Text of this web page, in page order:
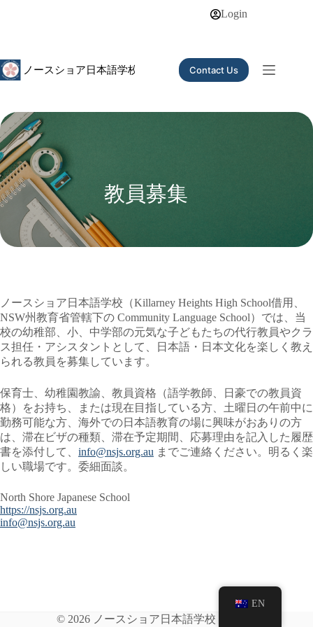
Login
Contact Us
教員募集
ノースショア日本語学校（Killarney Heights High School借用、
NSW州教育省管轄下の Community Language School）では、当
校の幼稚部、小、中学部の元気な子どもたちの代行教員やクラ
ス担任・アシスタントとして、日本語・日本文化を楽しく教え
られる教員を募集しています。
保育士、幼稚園教諭、教員資格（語学教師、日豪での教員資
格）をお持ち、または現在目指している方、土曜日の午前中に
勤務可能な方、海外での日本語教育の場に興味がおありの方
は、滞在ビザの種類、滞在予定期間、応募理由を記入した履歴
書を添付して、 info@nsjs.org.au までご連絡ください。明るく楽
しい職場です。委細面談。
North Shore Japanese School
https://nsjs.org.au
info@nsjs.org.au
© 2026 ノースショア日本語学校
EN